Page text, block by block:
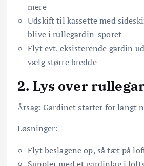
mere
Udskift til kassette med
blive i rullegardin-sporet
Flyt evt. eksisterende gardin
vælg større bredde
2. Lys over
Årsag: Gardinet starter for langt
Løsninger:
Flyt beslagene op, så tæt på